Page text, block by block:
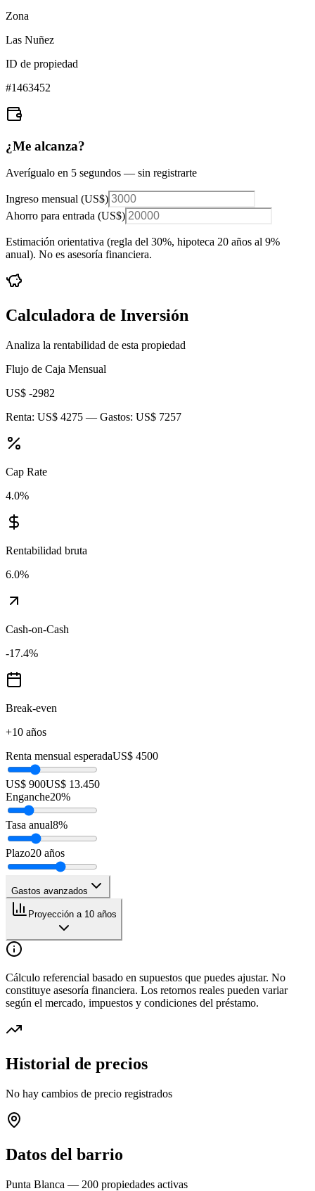
Zona
Las Nuñez
ID de propiedad
#1463452
¿Me alcanza?
Averígualo en 5 segundos — sin registrarte
Ingreso mensual (US$)
Ahorro para entrada (US$)
Estimación orientativa (regla del 30%, hipoteca 20 años al 9%
anual). No es asesoría financiera.
Calculadora de Inversión
Analiza la rentabilidad de esta propiedad
Flujo de Caja Mensual
US$ -2982
Renta: US$ 4275 — Gastos: US$ 7257
Cap Rate
4.0%
Rentabilidad bruta
6.0%
Cash-on-Cash
-17.4%
Break-even
+10 años
Renta mensual esperadaUS$ 4500
US$ 900US$ 13.450
Enganche20%
Tasa anual8%
Plazo20 años
Gastos avanzados
Proyección a 10 años
Cálculo referencial basado en supuestos que puedes ajustar. No
constituye asesoría financiera. Los retornos reales pueden variar
según el mercado, impuestos y condiciones del préstamo.
Historial de precios
No hay cambios de precio registrados
Datos del barrio
Punta Blanca — 200 propiedades activas